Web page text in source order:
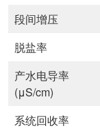
段间增压
脱盐率
产水电导率
(μS/cm)
系统回收率